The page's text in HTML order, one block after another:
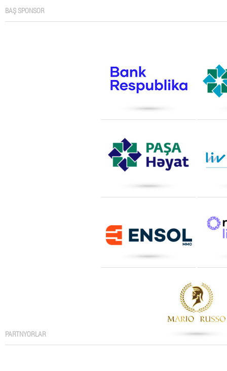
BAŞ SPONSOR
PARTNYORLAR